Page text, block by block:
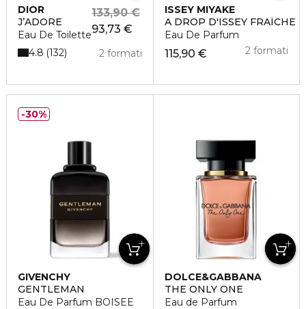
DIOR
J’ADORE
Eau De Toilette93,73 €
133,90 €
2 formati
4.8 132
ISSEY MIYAKE
A DROP D'ISSEY FRAÎCHE
Eau De Parfum
115,90 € 2 formati
GIVENCHY
GENTLEMAN
Eau De Parfum BOISEE
30%
DOLCE&GABBANA
THE ONLY ONE
Eau de Parfum